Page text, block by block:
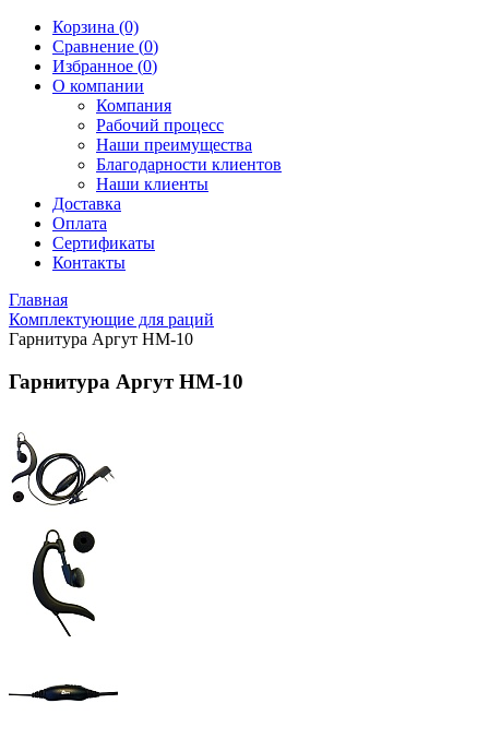
Корзина (0)
Сравнение (0)
Избранное (0)
О компании
Компания
Рабочий процесс
Наши преимущества
Благодарности клиентов
Наши клиенты
Доставка
Оплата
Сертификаты
Контакты
Главная
Комплектующие для раций
Гарнитура Аргут НМ-10
Гарнитура Аргут НМ-10